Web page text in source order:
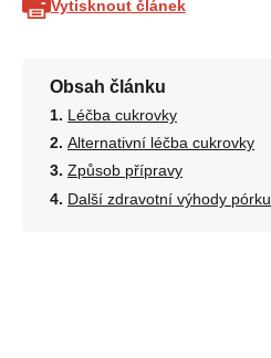
Vytisknout článek
Obsah článku
Léčba cukrovky
Alternativní léčba cukrovky
Způsob přípravy
Další zdravotní výhody pórku